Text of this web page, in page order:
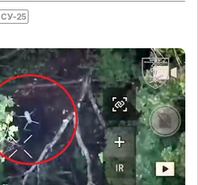
СУ-25